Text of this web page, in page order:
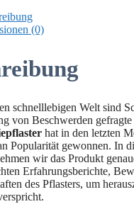
(0)
schnelllebigen Welt sind
von Beschwerden
hat in den letzten
Popularität gewonnen. In
wir das Produkt
Erfahrungsberichte,
des Pflasters, um